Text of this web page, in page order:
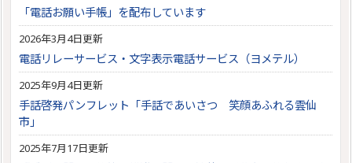
「電話お願い手帳」を配布しています
2026年3月4日更新
電話リレーサービス・文字表示電話サービス（ヨメテル）
2025年9月4日更新
手話啓発パンフレット「手話であいさつ 笑顔あふれる雲仙
市」
2025年7月17日更新